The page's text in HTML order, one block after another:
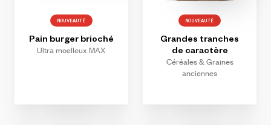
NOUVEAUTÉ
Pain burger brioché
Ultra moelleux MAX
NOUVEAUTÉ
Grandes tranches
de caractère
Céréales & Graines
anciennes